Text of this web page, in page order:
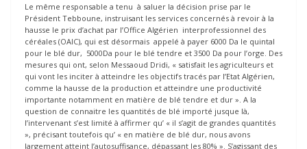
Le même responsable a tenu à saluer la décision prise par le
Président Tebboune, instruisant les services concernés à revoir à la
hausse le prix d’achat par l’Office Algérien interprofessionnel des
céréales (OAIC), qui est désormais appelé à payer 6000 Da le quintal
pour le blé dur, 5000Da pour le blé tendre et 3500 Da pour l’orge. Des
mesures qui ont, selon Messaoud Dridi, « satisfait les agriculteurs et
qui vont les inciter à atteindre les objectifs tracés par l’Etat Algérien,
comme la hausse de la production et atteindre une productivité
importante notamment en matière de blé tendre et dur ». A la
question de connaitre les quantités de blé importé jusque là,
l’intervenant s’est limité à affirmer qu’ « il s’agit de grandes quantités
», précisant toutefois qu’ « en matière de blé dur, nous avons
largement atteint l’autosuffisance, dépassant les 80% ». S’agissant des